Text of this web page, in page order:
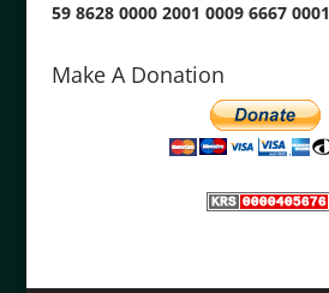
59 8628 0000 2001 0009 6667 0001
Make A Donation